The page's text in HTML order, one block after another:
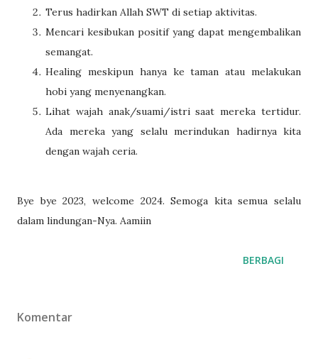
Terus hadirkan Allah SWT di setiap aktivitas.
Mencari kesibukan positif yang dapat mengembalikan
semangat.
Healing meskipun hanya ke taman atau melakukan
hobi yang menyenangkan.
Lihat wajah anak/suami/istri saat mereka tertidur.
Ada mereka yang selalu merindukan hadirnya kita
dengan wajah ceria.
Bye bye 2023, welcome 2024. Semoga kita semua selalu
dalam lindungan-Nya. Aamiin
BERBAGI
Komentar